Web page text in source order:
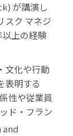
が講演し
スク マネジ
以上の経験
文化や行動
表明する
性や従業員
ド・フラン